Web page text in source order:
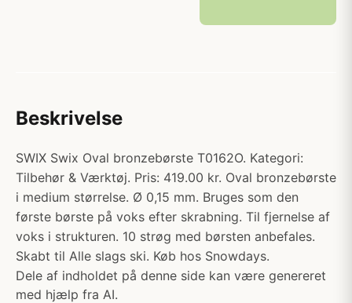
Beskrivelse
SWIX Swix Oval bronzebørste T0162O. Kategori:
Tilbehør & Værktøj. Pris: 419.00 kr. Oval bronzebørste
i medium størrelse. Ø 0,15 mm. Bruges som den
første børste på voks efter skrabning. Til fjernelse af
voks i strukturen. 10 strøg med børsten anbefales.
Skabt til Alle slags ski. Køb hos Snowdays.
Dele af indholdet på denne side kan være genereret
med hjælp fra AI.